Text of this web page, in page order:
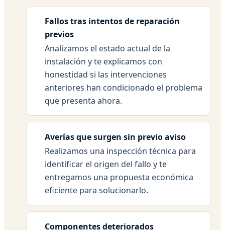
Fallos tras intentos de reparación
previos
Analizamos el estado actual de la
instalación y te explicamos con
honestidad si las intervenciones
anteriores han condicionado el problema
que presenta ahora.
Averías que surgen sin previo aviso
Realizamos una inspección técnica para
identificar el origen del fallo y te
entregamos una propuesta económica
eficiente para solucionarlo.
Componentes deteriorados